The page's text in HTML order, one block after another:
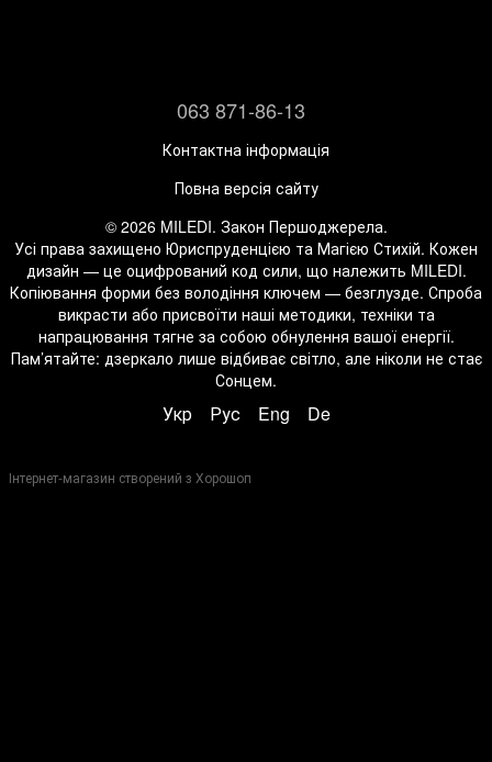
063 871-86-13
Контактна інформація
Повна версія сайту
© 2026 MILEDI. Закон Першоджерела.
Усі права захищено Юриспруденцією та Магією Стихій. Кожен
дизайн — це оцифрований код сили, що належить MILEDI.
Копіювання форми без володіння ключем — безглузде. Спроба
викрасти або присвоїти наші методики, техніки та
напрацювання тягне за собою обнулення вашої енергії.
Пам’ятайте: дзеркало лише відбиває світло, але ніколи не стає
Сонцем.
Укр Рус Eng De
Інтернет-магазин створений з Хорошоп